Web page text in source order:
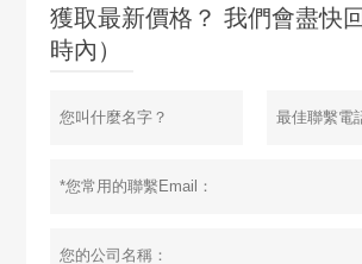
獲取最新價格？ 我們會盡快
時內）